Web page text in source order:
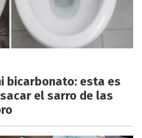
bicarbonato: esta es
el sarro de las